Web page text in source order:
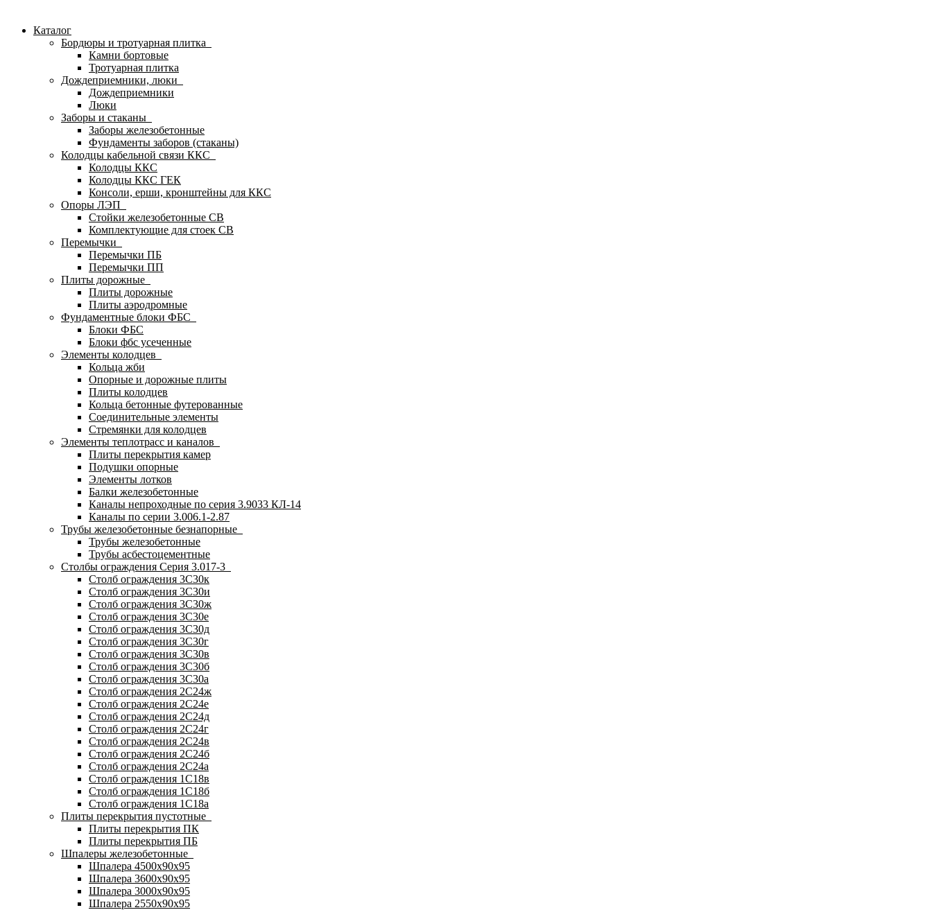
Каталог
Бордюры и тротуарная плитка
Камни бортовые
Тротуарная плитка
Дождеприемники, люки
Дождеприемники
Люки
Заборы и стаканы
Заборы железобетонные
Фундаменты заборов (стаканы)
Колодцы кабельной связи ККС
Колодцы ККС
Колодцы ККС ГЕК
Консоли, ерши, кронштейны для ККС
Опоры ЛЭП
Стойки железобетонные СВ
Комплектующие для стоек СВ
Перемычки
Перемычки ПБ
Перемычки ПП
Плиты дорожные
Плиты дорожные
Плиты аэродромные
Фундаментные блоки ФБС
Блоки ФБС
Блоки фбс усеченные
Элементы колодцев
Кольца жби
Опорные и дорожные плиты
Плиты колодцев
Кольца бетонные футерованные
Соединительные элементы
Стремянки для колодцев
Элементы теплотрасс и каналов
Плиты перекрытия камер
Подушки опорные
Элементы лотков
Балки железобетонные
Каналы непроходные по серия 3.9033 КЛ-14
Каналы по серии 3.006.1-2.87
Трубы железобетонные безнапорные
Трубы железобетонные
Трубы асбестоцементные
Столбы ограждения Серия 3.017-3
Столб ограждения 3С30к
Столб ограждения 3С30и
Столб ограждения 3С30ж
Столб ограждения 3С30е
Столб ограждения 3С30д
Столб ограждения 3С30г
Столб ограждения 3С30в
Столб ограждения 3С30б
Столб ограждения 3С30а
Столб ограждения 2С24ж
Столб ограждения 2С24е
Столб ограждения 2С24д
Столб ограждения 2С24г
Столб ограждения 2С24в
Столб ограждения 2С24б
Столб ограждения 2С24а
Столб ограждения 1С18в
Столб ограждения 1С18б
Столб ограждения 1С18а
Плиты перекрытия пустотные
Плиты перекрытия ПК
Плиты перекрытия ПБ
Шпалеры железобетонные
Шпалера 4500х90х95
Шпалера 3600х90х95
Шпалера 3000х90х95
Шпалера 2550х90х95